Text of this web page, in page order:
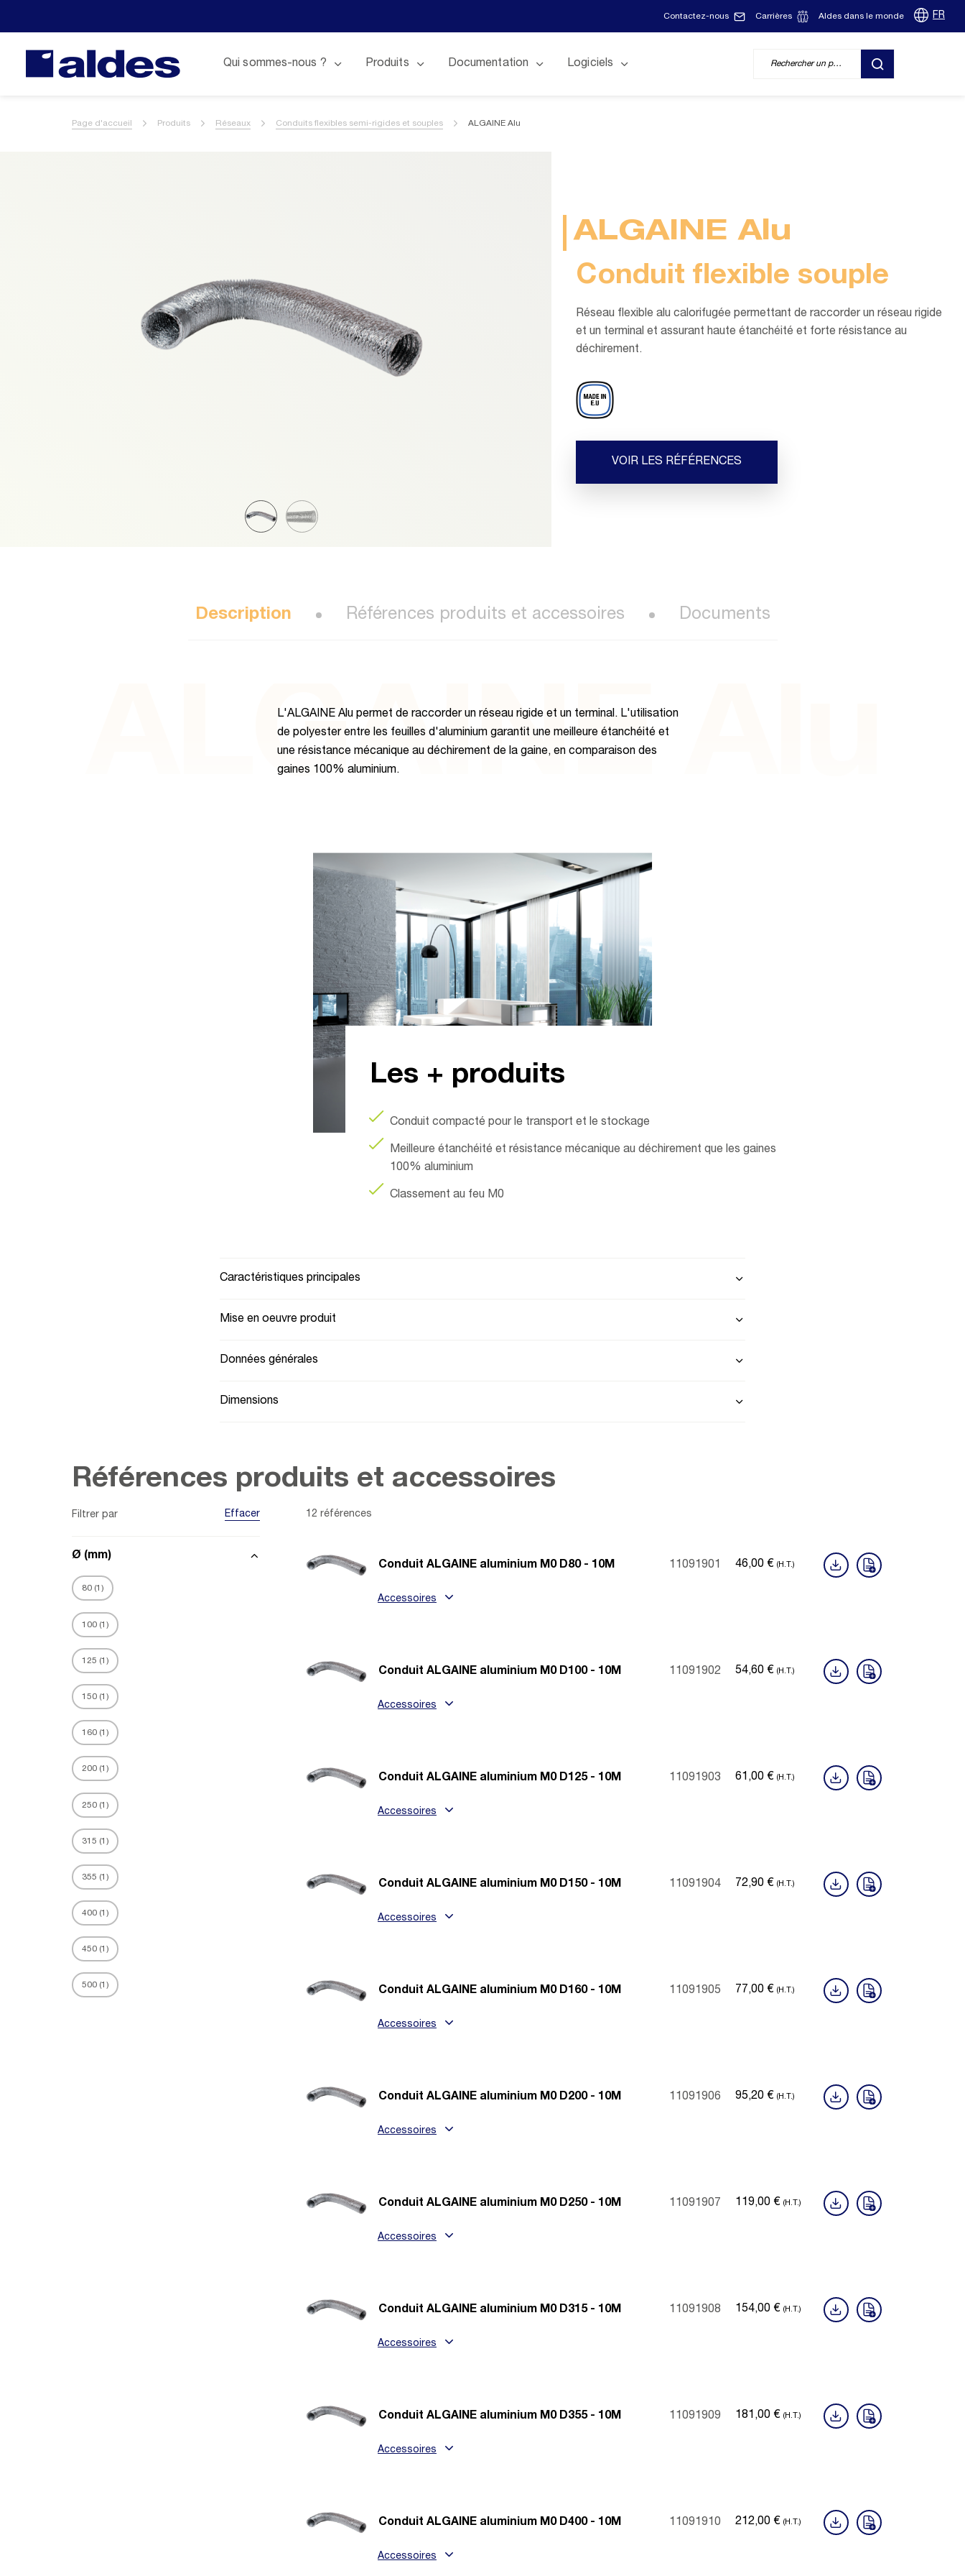
Contactez-nous Carrières Aldes dans le monde FR
Qui sommes-nous ? Produits Documentation Logiciels
RECHERCHER
Page d'accueil Produits Réseaux Conduits flexibles semi-rigides et souples ALGAINE Alu
ALGAINE Alu
Conduit flexible souple
Réseau flexible alu calorifugée permettant de raccorder un réseau rigide
et un terminal et assurant haute étanchéité et forte résistance au
déchirement.
VOIR LES RÉFÉRENCES
Description Références produits et accessoires Documents
ALGAINE Alu
L'ALGAINE Alu permet de raccorder un réseau rigide et un terminal. L'utilisation
de polyester entre les feuilles d'aluminium garantit une meilleure étanchéité et
une résistance mécanique au déchirement de la gaine, en comparaison des
gaines 100% aluminium.
Les + produits
Conduit compacté pour le transport et le stockage
Meilleure étanchéité et résistance mécanique au déchirement que les gaines
100% aluminium
Classement au feu M0
Caractéristiques principales
Mise en oeuvre produit
Données générales
Dimensions
Références produits et accessoires
Filtrer par Effacer
Ø (mm)
80 (1 )
100 (1 )
125 (1 )
150 (1 )
160 (1 )
200 (1 )
250 (1 )
315 (1 )
355 (1 )
400 (1 )
450 (1 )
500 (1 )
12 références
Conduit ALGAINE aluminium M0 D80 - 10M 11091901 46,00 € (H.T.)
Accessoires
Conduit ALGAINE aluminium M0 D100 - 10M 11091902 54,60 € (H.T.)
Accessoires
Conduit ALGAINE aluminium M0 D125 - 10M 11091903 61,00 € (H.T.)
Accessoires
Conduit ALGAINE aluminium M0 D150 - 10M 11091904 72,90 € (H.T.)
Accessoires
Conduit ALGAINE aluminium M0 D160 - 10M 11091905 77,00 € (H.T.)
Accessoires
Conduit ALGAINE aluminium M0 D200 - 10M 11091906 95,20 € (H.T.)
Accessoires
Conduit ALGAINE aluminium M0 D250 - 10M 11091907 119,00 € (H.T.)
Accessoires
Conduit ALGAINE aluminium M0 D315 - 10M 11091908 154,00 € (H.T.)
Accessoires
Conduit ALGAINE aluminium M0 D355 - 10M 11091909 181,00 € (H.T.)
Accessoires
Conduit ALGAINE aluminium M0 D400 - 10M 11091910 212,00 € (H.T.)
Accessoires